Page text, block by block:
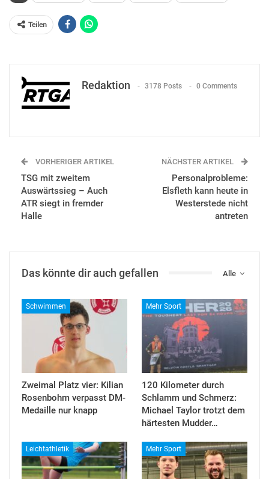
Teilen
Redaktion 3178 Posts 0 Comments
VORHERIGER ARTIKEL
TSG mit zweitem
Auswärtssieg – Auch
ATR siegt in fremder
Halle
NÄCHSTER ARTIKEL
Personalprobleme:
Elsfleth kann heute in
Westerstede nicht
antreten
Alle
Das könnte dir auch gefallen
Schwimmen
Zweimal Platz vier: Kilian
Rosenbohm verpasst DM-
Medaille nur knapp
Mehr Sport
120 Kilometer durch
Schlamm und Schmerz:
Michael Taylor trotzt dem
härtesten Mudder…
Leichtathletik Mehr Sport